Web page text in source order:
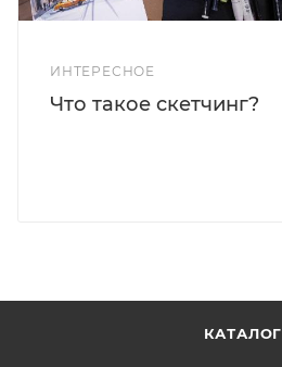
ИНТЕРЕСНОЕ
Что такое скетчинг?
КАТАЛОГ